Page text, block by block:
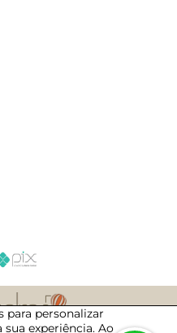
para personalizar
experiência. Ao